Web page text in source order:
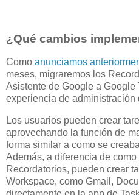
¿Qué cambios
Como anunciamos
meses, migraremos los
Asistente de Google a Google
experiencia de administración
Los usuarios pueden crear
aprovechando la función de
forma similar a como se
Además, a diferencia de
Recordatorios, pueden crear
Workspace, como Gmail,